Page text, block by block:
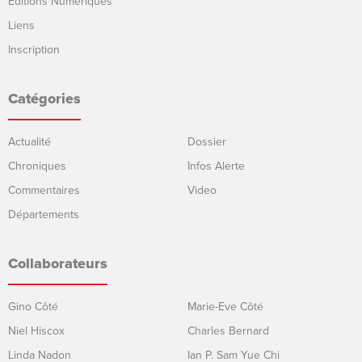
Liens
Inscription
Catégories
Actualité
Chroniques
Commentaires
Départements
Dossier
Infos Alerte
Video
Collaborateurs
Gino Côté
Niel Hiscox
Linda Nadon
Marie-Eve Côté
Charles Bernard
Ian P. Sam Yue Chi